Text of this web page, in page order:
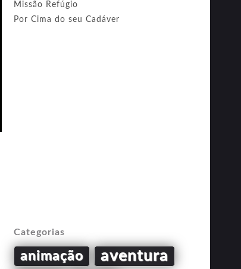
Missão Refúgio
Por Cima do seu Cadáver
Categorias
animação aventura